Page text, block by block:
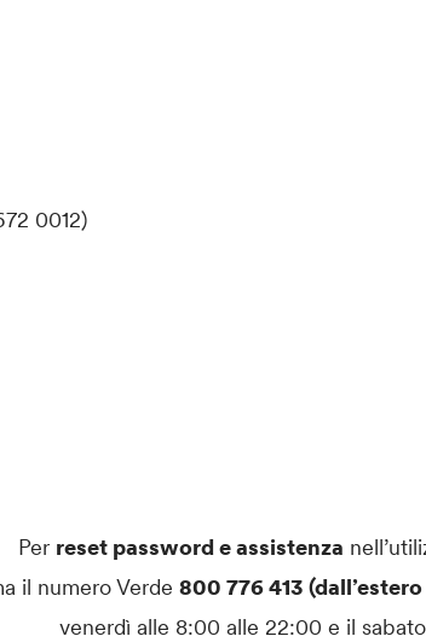
0012)
Per reset password e assistenza
il numero Verde 800 776 413 (dall’estero
venerdì alle 8:00 alle 22:00 e il